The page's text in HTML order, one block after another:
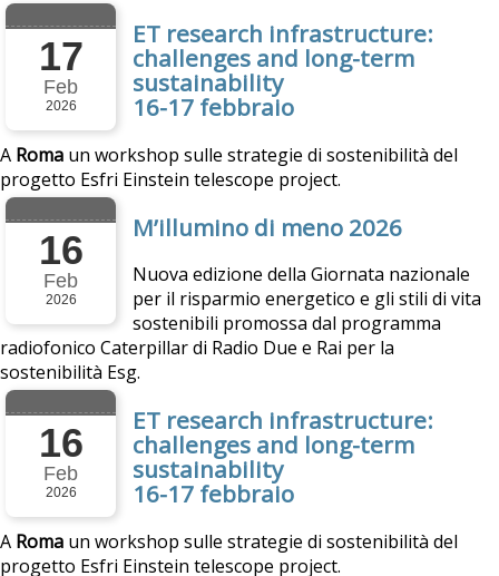
17
Feb
2026
ET research infrastructure:
challenges and long-term
sustainability
16-17 febbraio
A Roma un workshop sulle strategie di sostenibilità del
progetto Esfri Einstein telescope project.
16
Feb
2026
M’illumino di meno 2026
Nuova edizione della Giornata nazionale
per il risparmio energetico e gli stili di vita
sostenibili promossa dal programma
radiofonico Caterpillar di Radio Due e Rai per la
sostenibilità Esg.
16
Feb
2026
ET research infrastructure:
challenges and long-term
sustainability
16-17 febbraio
A Roma un workshop sulle strategie di sostenibilità del
progetto Esfri Einstein telescope project.